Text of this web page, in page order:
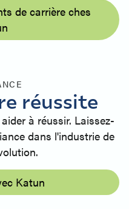
de carrière ches
réussite
à réussir. Laissez-
dans l'industrie de
Katun